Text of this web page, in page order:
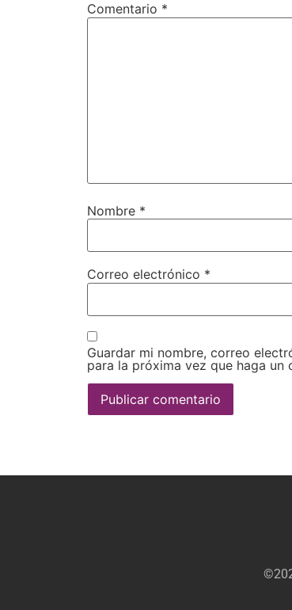
Comentario *
Nombre *
Correo electrónico *
Guardar mi nombre, correo
para la próxima vez que haga un